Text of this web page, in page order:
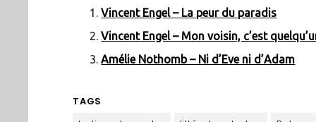
Vincent Engel – La peur du paradis
Vincent Engel – Mon voisin, c’est
Amélie Nothomb – Ni d’Eve ni d’Adam
TAGS